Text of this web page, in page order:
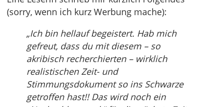
(sorry, wenn ich kurz Werbung mache):
„Ich bin hellauf begeistert. Hab mich
gefreut, dass du mit diesem – so
akribisch recherchierten – wirklich
realistischen Zeit- und
Stimmungsdokument so ins Schwarze
getroffen hast!! Das wird noch ein